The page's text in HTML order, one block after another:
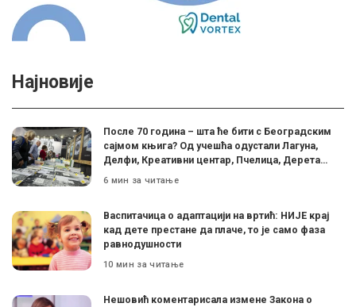
Најновије
После 70 година – шта ће бити с Београдским
сајмом књига? Од учешћа одустали Лагуна,
Делфи, Креативни центар, Пчелица, Дерета…
6 мин за читање
Васпитачица о адаптацији на вртић: НИЈЕ крај
кад дете престане да плаче, то је само фаза
равнодушности
10 мин за читање
Нешовић коментарисала измене Закона о